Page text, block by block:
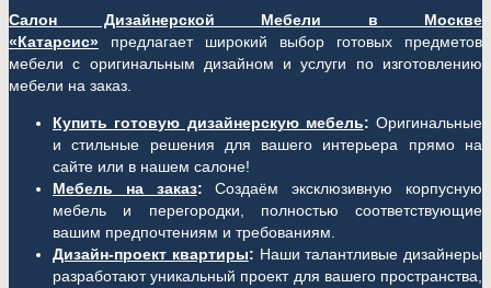
Салон Дизайнерской Мебели в Москве
«Катарсис»
предлагает широкий выбор готовых предметов
мебели с оригинальным дизайном и услуги по изготовлению
мебели на заказ.
Купить готовую дизайнерскую мебель: Оригинальные
и стильные решения для вашего интерьера прямо на
сайте или в нашем салоне!
Мебель на заказ: Создаём эксклюзивную корпусную
мебель и перегородки, полностью соответствующие
вашим предпочтениям и требованиям.
Дизайн-проект квартиры: Наши талантливые дизайнеры
разработают уникальный проект для вашего пространства,